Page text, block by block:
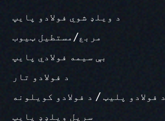
د ویلډ شوي فولادو پایپ
مربع/مستطیل ټیوب
بې سیمه فولادي پایپ
د فولادو تار
د فولادو پلیټ / د فولادو کویلونه
سرپل ویلډډ پایپ